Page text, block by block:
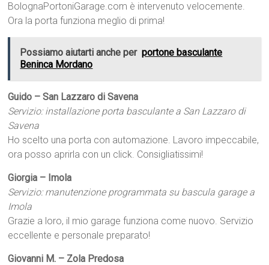
BolognaPortoniGarage.com è intervenuto velocemente.
Ora la porta funziona meglio di prima!
Possiamo aiutarti anche per portone basculante
Beninca Mordano
Guido – San Lazzaro di Savena
Servizio: installazione porta basculante a San Lazzaro di
Savena
Ho scelto una porta con automazione. Lavoro impeccabile,
ora posso aprirla con un click. Consigliatissimi!
Giorgia – Imola
Servizio: manutenzione programmata su bascula garage a
Imola
Grazie a loro, il mio garage funziona come nuovo. Servizio
eccellente e personale preparato!
Giovanni M. – Zola Predosa